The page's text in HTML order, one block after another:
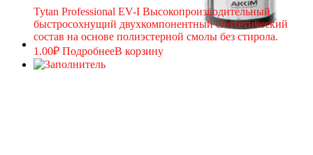
Tytan Professional EV-I Высокопроизводительный
быстросохнущий двухкомпонентный синтетический
состав на основе полиэстерной смолы без стирола.
1.00₽ ПодробнееВ корзину